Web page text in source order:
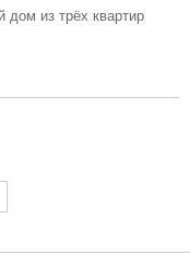
дом из трёх квартир